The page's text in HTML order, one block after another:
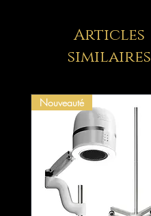
Articles
similaires
Nouveauté